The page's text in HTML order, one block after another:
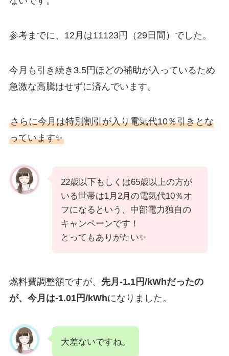
参考までに、12月は11123円（29日間）でした。
今月も引き続き3.5円ほどの補助が入っているため
急激な高騰はせずに済んでいます。
さらに今月は特別割引が入り電気代10％引きとな
っています✨
22歳以下もしくは65歳以上の方が
いる世帯は1月2月の電気代10％オ
フになるという、中部電力独自の
キャンペーンです！
とってもありがたい✨
燃料費調整額ですが、 先月-1.1円/kWhだったの
が、今月は-1.01円/kWhになりました。
大差ないですね。